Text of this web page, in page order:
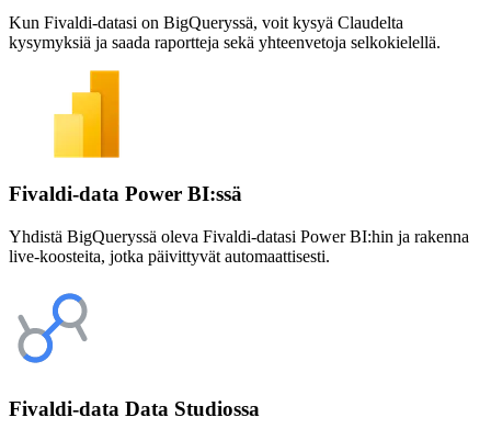
Kun Fivaldi-datasi on BigQueryssä, voit kysyä Claudelta
kysymyksiä ja saada raportteja sekä yhteenvetoja selkokielellä.
Fivaldi-data Power BI:ssä
Yhdistä BigQueryssä oleva Fivaldi-datasi Power BI:hin ja rakenna
live-koosteita, jotka päivittyvät automaattisesti.
Fivaldi-data Data Studiossa